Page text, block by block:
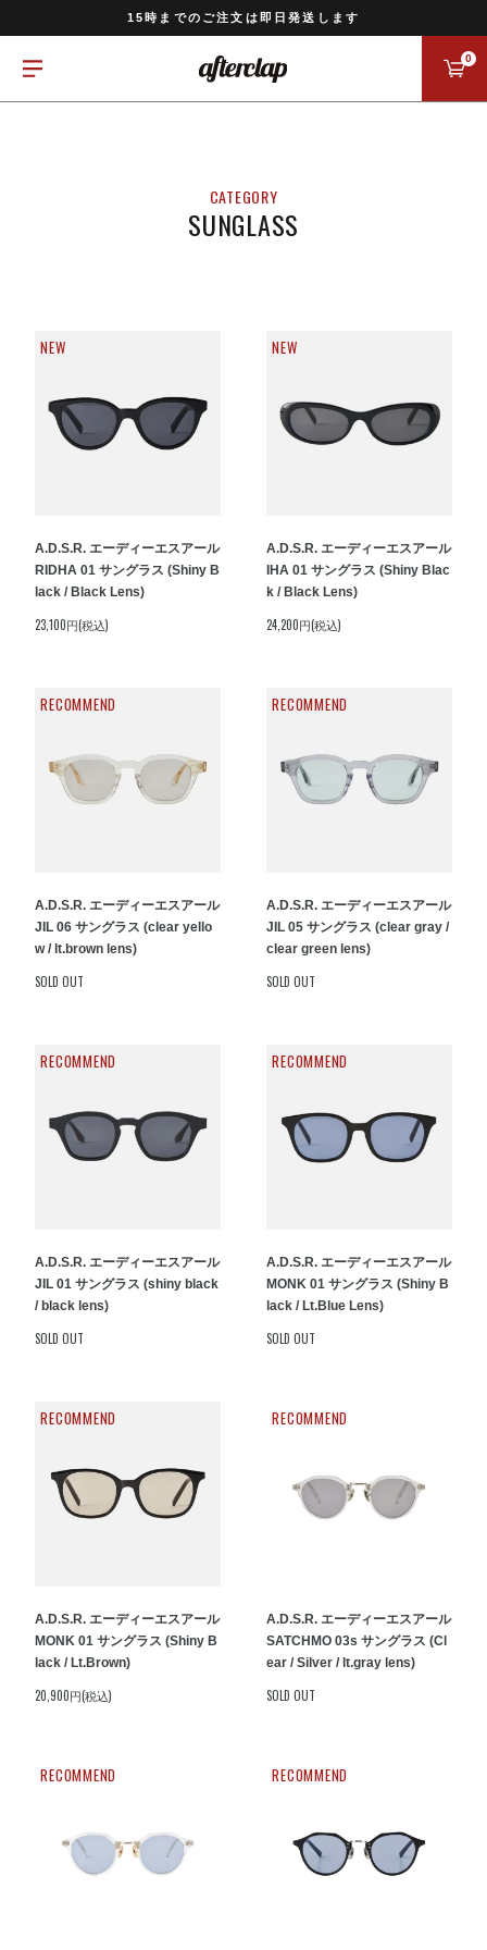
15時までのご注文は即日発送します
0
SUNGLASS
NEW
A.D.S.R. エーディーエスアール
RIDHA 01 サングラス (Shiny B
lack / Black Lens)
23,100円(税込)
NEW
A.D.S.R. エーディーエスアール
IHA 01 サングラス (Shiny Blac
k / Black Lens)
24,200円(税込)
RECOMMEND
A.D.S.R. エーディーエスアール
JIL 06 サングラス (clear yello
w / lt.brown lens)
SOLD OUT
RECOMMEND
A.D.S.R. エーディーエスアール
JIL 05 サングラス (clear gray /
clear green lens)
SOLD OUT
RECOMMEND
A.D.S.R. エーディーエスアール
JIL 01 サングラス (shiny black
/ black lens)
SOLD OUT
RECOMMEND
A.D.S.R. エーディーエスアール
MONK 01 サングラス (Shiny B
lack / Lt.Blue Lens)
SOLD OUT
RECOMMEND
A.D.S.R. エーディーエスアール
MONK 01 サングラス (Shiny B
lack / Lt.Brown)
20,900円(税込)
RECOMMEND
A.D.S.R. エーディーエスアール
SATCHMO 03s サングラス (Cl
ear / Silver / lt.gray lens)
SOLD OUT
RECOMMEND RECOMMEND